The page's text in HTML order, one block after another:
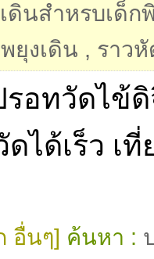
ดินสำหรบเด็ก
ยุงเดิน , ราว
อทวัดไข้
ได้เร็ว เที่
อื่นๆ] ค้นหา :